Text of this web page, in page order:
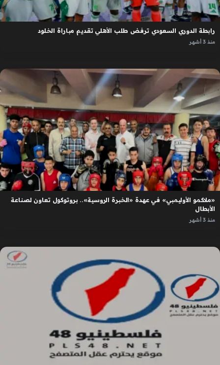
رابطة الدوري السعودي ترفض طلب الأهلي تقديم مباراة الخلود
منذ 3 أشهر
«ملاكمو الأوليمبي» في عهدة «الخبرة الروسية».. بروتوكول تعاون لصناعة
الأبطال
منذ 3 أشهر